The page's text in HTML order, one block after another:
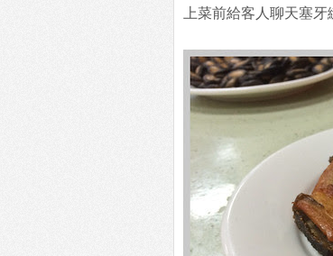
上菜前給客人聊天塞